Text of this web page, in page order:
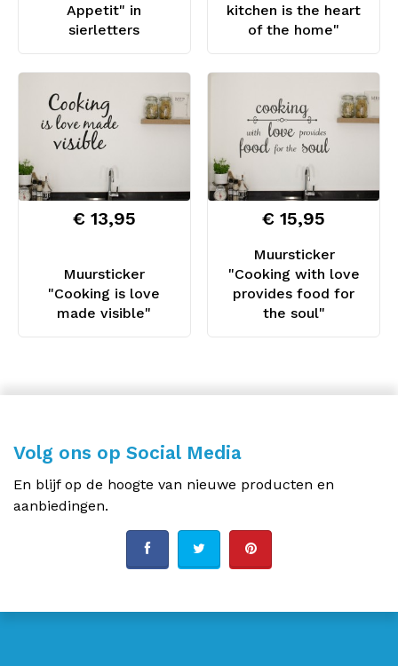
Appetit" in
sierletters
kitchen is the heart
of the home"
Muursticker
"Cooking is love
made visible"
€ 13,95
Muursticker
"Cooking with love
provides food for
the soul"
€ 15,95
Volg ons op Social Media
En blijf op de hoogte van nieuwe producten en
aanbiedingen.